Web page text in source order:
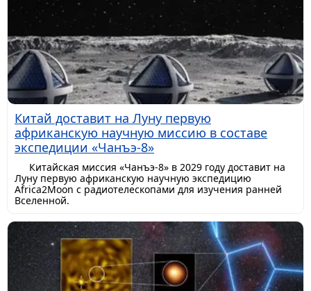
Китай доставит на Луну первую
африканскую научную миссию в составе
экспедиции «Чанъэ-8»
Китайская миссия «Чанъэ-8» в 2029 году доставит на
Луну первую африканскую научную экспедицию
Africa2Moon с радиотелескопами для изучения ранней
Вселенной.